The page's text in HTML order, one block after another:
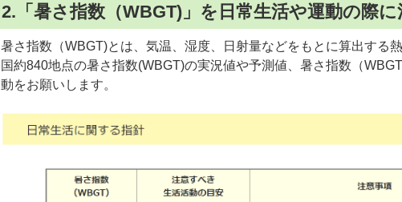
2.「暑さ指数（WBGT)」を日常生活や運動の際に
暑さ指数（WBGT)とは、気温、湿度、日射量などをもとに算出する
国約840地点の暑さ指数(WBGT)の実況値や予測値、暑さ指数（
動をお願いします。